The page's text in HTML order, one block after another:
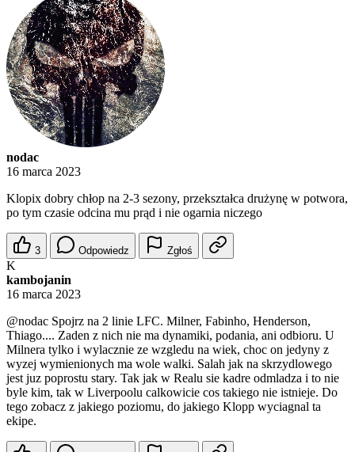
nodac
16 marca 2023
Klopix dobry chłop na 2-3 sezony, przekształca drużynę w potwora,
po tym czasie odcina mu prąd i nie ogarnia niczego
3 Odpowiedz Zgłoś
K
kambojanin
16 marca 2023
@nodac Spojrz na 2 linie LFC. Milner, Fabinho, Henderson,
Thiago.... Zaden z nich nie ma dynamiki, podania, ani odbioru. U
Milnera tylko i wylacznie ze wzgledu na wiek, choc on jedyny z
wyzej wymienionych ma wole walki. Salah jak na skrzydlowego
jest juz poprostu stary. Tak jak w Realu sie kadre odmladza i to nie
byle kim, tak w Liverpoolu calkowicie cos takiego nie istnieje. Do
tego zobacz z jakiego poziomu, do jakiego Klopp wyciagnal ta
ekipe.